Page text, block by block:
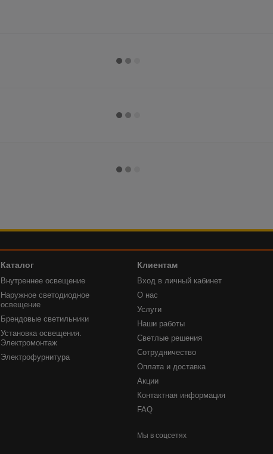
Каталог
Внутреннее освещение
Наружное светодиодное
освещение
Брендовые светильники
Установка освещения.
Электромонтаж
Электрофурнитура
Клиентам
Вход в личный кабинет
О нас
Услуги
Наши работы
Светлые решения
Сотрудничество
Оплата и доставка
Акции
Контактная информация
FAQ
Мы в соцсетях